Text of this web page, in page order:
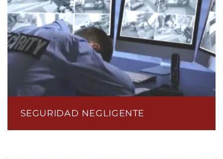
SEGURIDAD NEGLIGENTE